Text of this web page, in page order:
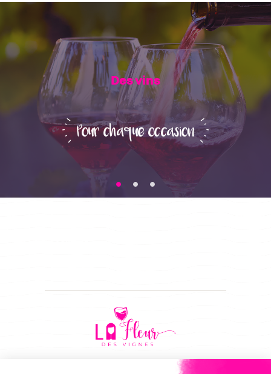
Des vins
Pour chaque occasion